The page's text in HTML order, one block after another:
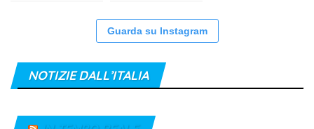
Guarda su Instagram
NOTIZIE DALL’ITALIA